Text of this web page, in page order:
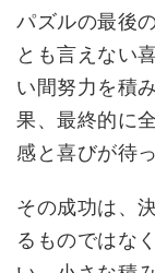
パズルの最後
とも言えない
い間努力を積
果、最終的に
感と喜びが待
その成功は、
るものではな